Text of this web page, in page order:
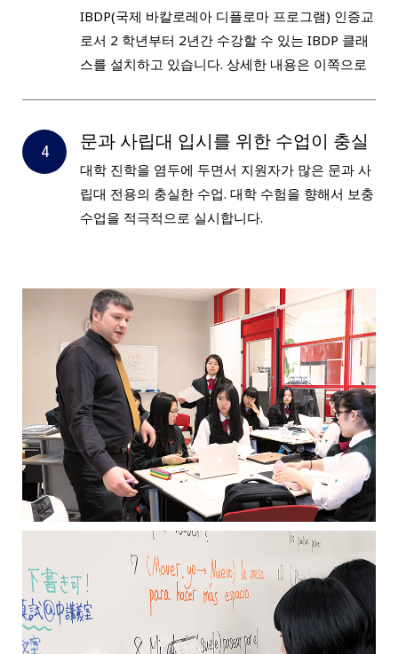
IBDP(국제 바칼로레아 디플로마 프로그램) 인증교
로서 2 학년부터 2년간 수강할 수 있는 IBDP 클래
스를 설치하고 있습니다. 상세한 내용은 이쪽으로
문과 사립대 입시를 위한 수업이 충실
대학 진학을 염두에 두면서 지원자가 많은 문과 사
립대 전용의 충실한 수업. 대학 수험을 향해서 보충
수업을 적극적으로 실시합니다.